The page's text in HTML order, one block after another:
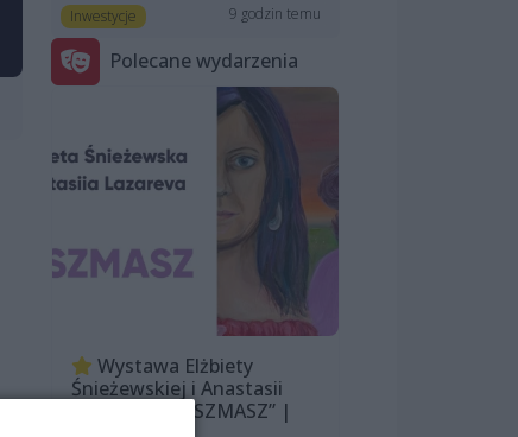
Inwestycje 9 godzin temu
Polecane wydarzenia
Wystawa Elżbiety
Śnieżewskiej i Anastasii
Lazarevej „MISZMASZ” |